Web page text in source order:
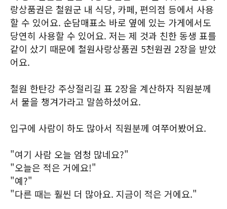
랑상품권은 철원군 내 식당, 카페, 편의점 등에서 사용
할 수 있어요. 순담매표소 바로 옆에 있는 가게에서도
당연히 사용할 수 있어요. 저는 제 것과 친한 동생 표를
같이 샀기 때문에 철원사랑상품권 5천원권 2장을 받았
어요.
철원 한탄강 주상절리길 표 2장을 계산하자 직원분께
서 물을 챙겨가라고 말씀하셨어요.
입구에 사람이 하도 많아서 직원분께 여쭈어봤어요.
"여기 사람 오늘 엄청 많네요?"
"오늘은 적은 거에요!"
"예?"
"다른 때는 훨씬 더 많아요. 지금이 적은 거에요."